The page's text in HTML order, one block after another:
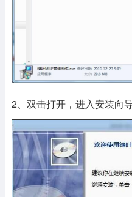
2、双击打开，进入安装向